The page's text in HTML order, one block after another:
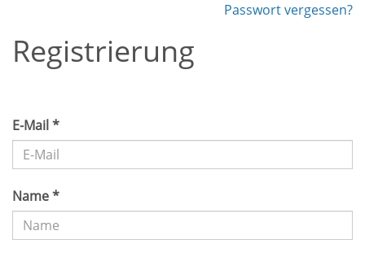
Passwort vergessen?
Registrierung
E-Mail *
Name *